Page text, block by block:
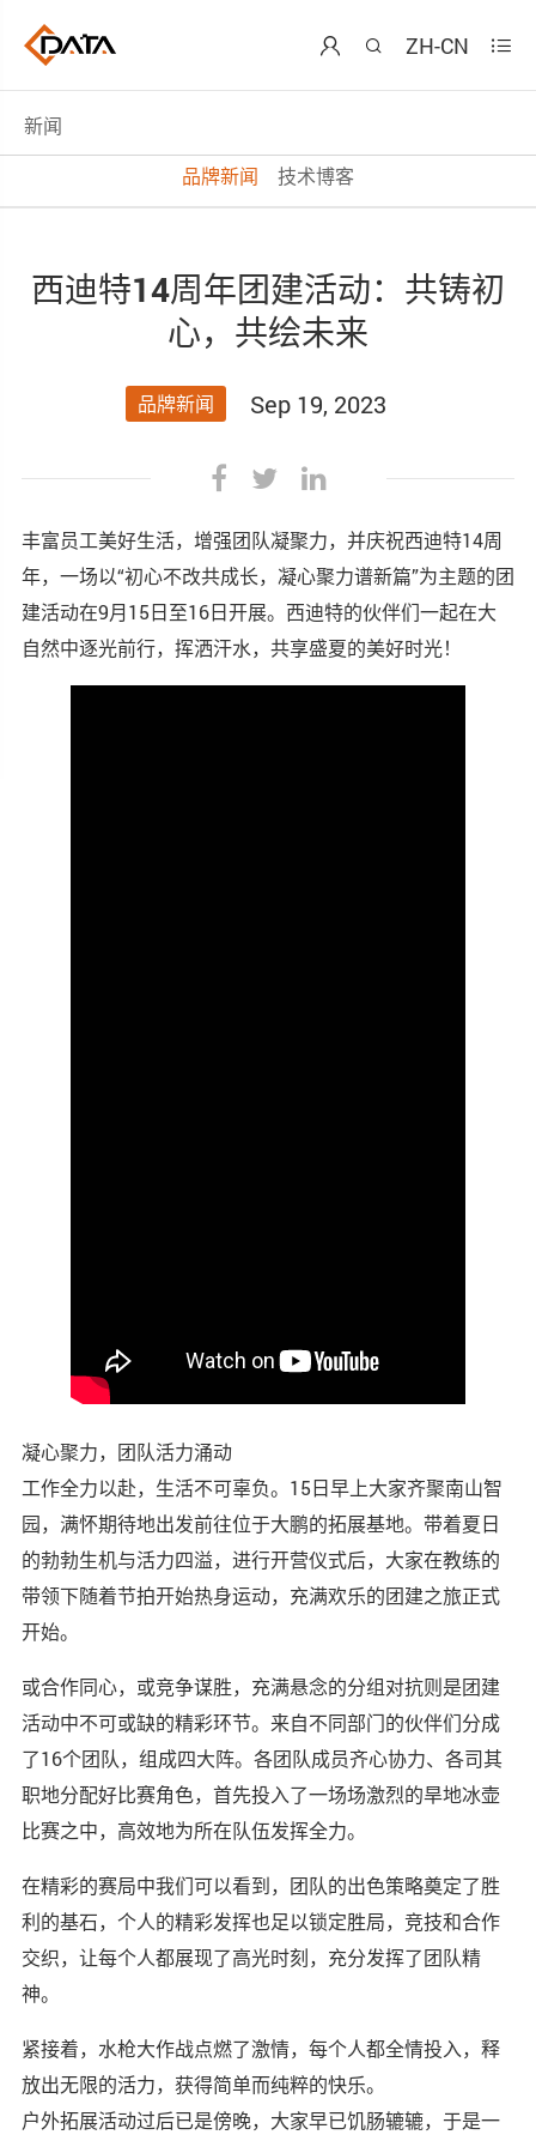
  ZH-CN 
新闻
品牌新闻
技术博客
西迪特14周年团建活动：共铸初
心，共绘未来
品牌新闻 Sep 19, 2023
丰富员工美好生活，增强团队凝聚力，并庆祝西迪特14周
年，一场以“初心不改共成长，凝心聚力谱新篇”为主题的团
建活动在9月15日至16日开展。西迪特的伙伴们一起在大
自然中逐光前行，挥洒汗水，共享盛夏的美好时光！
凝心聚力，团队活力涌动
工作全力以赴，生活不可辜负。15日早上大家齐聚南山智
园，满怀期待地出发前往位于大鹏的拓展基地。带着夏日
的勃勃生机与活力四溢，进行开营仪式后，大家在教练的
带领下随着节拍开始热身运动，充满欢乐的团建之旅正式
开始。
或合作同心，或竞争谋胜，充满悬念的分组对抗则是团建
活动中不可或缺的精彩环节。来自不同部门的伙伴们分成
了16个团队，组成四大阵。各团队成员齐心协力、各司其
职地分配好比赛角色，首先投入了一场场激烈的旱地冰壶
比赛之中，高效地为所在队伍发挥全力。
在精彩的赛局中我们可以看到，团队的出色策略奠定了胜
利的基石，个人的精彩发挥也足以锁定胜局，竞技和合作
交织，让每个人都展现了高光时刻，充分发挥了团队精
神。
紧接着，水枪大作战点燃了激情，每个人都全情投入，释
放出无限的活力，获得简单而纯粹的快乐。
户外拓展活动过后已是傍晚，大家早已饥肠辘辘，于是一